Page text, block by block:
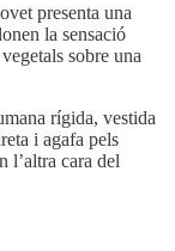
presenta una
la sensació
sobre una
rígida, vestida
i agafa pels
l’altra cara del